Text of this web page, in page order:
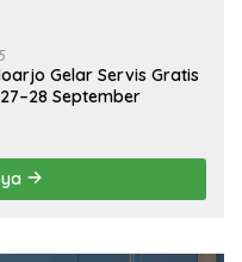
Gelar Servis Gratis
September